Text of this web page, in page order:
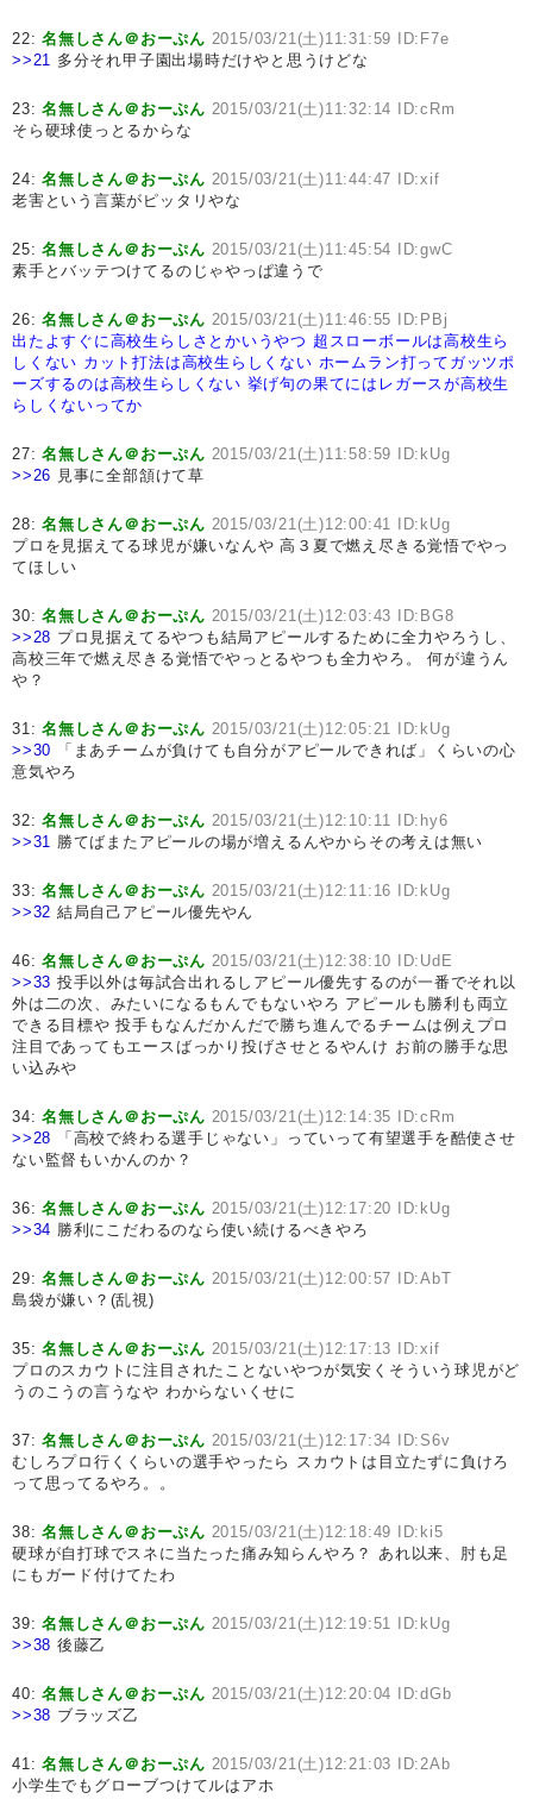
22:名無しさん＠おーぷん 2015/03/21(土)11:31:59 ID:F7e
>>21 多分それ甲子園出場時だけやと思うけどな
23:名無しさん＠おーぷん 2015/03/21(土)11:32:14 ID:cRm
そら硬球使っとるからな
24:名無しさん＠おーぷん 2015/03/21(土)11:44:47 ID:xif
老害という言葉がピッタリやな
25:名無しさん＠おーぷん 2015/03/21(土)11:45:54 ID:gwC
素手とバッテつけてるのじゃやっぱ違うで
26:名無しさん＠おーぷん 2015/03/21(土)11:46:55 ID:PBj
出たよすぐに高校生らしさとかいうやつ 超スローボールは高校生ら
しくない カット打法は高校生らしくない ホームラン打ってガッツポ
ーズするのは高校生らしくない 挙げ句の果てにはレガースが高校生
らしくないってか
27:名無しさん＠おーぷん 2015/03/21(土)11:58:59 ID:kUg
>>26 見事に全部頷けて草
28:名無しさん＠おーぷん 2015/03/21(土)12:00:41 ID:kUg
プロを見据えてる球児が嫌いなんや 高３夏で燃え尽きる覚悟でやっ
てほしい
30:名無しさん＠おーぷん 2015/03/21(土)12:03:43 ID:BG8
>>28 プロ見据えてるやつも結局アピールするために全力やろうし、
高校三年で燃え尽きる覚悟でやっとるやつも全力やろ。 何が違うん
や？
31:名無しさん＠おーぷん 2015/03/21(土)12:05:21 ID:kUg
>>30 「まあチームが負けても自分がアピールできれば」くらいの心
意気やろ
32:名無しさん＠おーぷん 2015/03/21(土)12:10:11 ID:hy6
>>31 勝てばまたアピールの場が増えるんやからその考えは無い
33:名無しさん＠おーぷん 2015/03/21(土)12:11:16 ID:kUg
>>32 結局自己アピール優先やん
46:名無しさん＠おーぷん 2015/03/21(土)12:38:10 ID:UdE
>>33 投手以外は毎試合出れるしアピール優先するのが一番でそれ以
外は二の次、みたいになるもんでもないやろ アピールも勝利も両立
できる目標や 投手もなんだかんだで勝ち進んでるチームは例えプロ
注目であってもエースばっかり投げさせとるやんけ お前の勝手な思
い込みや
34:名無しさん＠おーぷん 2015/03/21(土)12:14:35 ID:cRm
>>28 「高校で終わる選手じゃない」っていって有望選手を酷使させ
ない監督もいかんのか？
36:名無しさん＠おーぷん 2015/03/21(土)12:17:20 ID:kUg
>>34 勝利にこだわるのなら使い続けるべきやろ
29:名無しさん＠おーぷん 2015/03/21(土)12:00:57 ID:AbT
島袋が嫌い？(乱視)
35:名無しさん＠おーぷん 2015/03/21(土)12:17:13 ID:xif
プロのスカウトに注目されたことないやつが気安くそういう球児がど
うのこうの言うなや わからないくせに
37:名無しさん＠おーぷん 2015/03/21(土)12:17:34 ID:S6v
むしろプロ行くくらいの選手やったら スカウトは目立たずに負けろ
って思ってるやろ。。
38:名無しさん＠おーぷん 2015/03/21(土)12:18:49 ID:ki5
硬球が自打球でスネに当たった痛み知らんやろ？ あれ以来、肘も足
にもガード付けてたわ
39:名無しさん＠おーぷん 2015/03/21(土)12:19:51 ID:kUg
>>38 後藤乙
40:名無しさん＠おーぷん 2015/03/21(土)12:20:04 ID:dGb
>>38 ブラッズ乙
41:名無しさん＠おーぷん 2015/03/21(土)12:21:03 ID:2Ab
小学生でもグローブつけてルはアホ